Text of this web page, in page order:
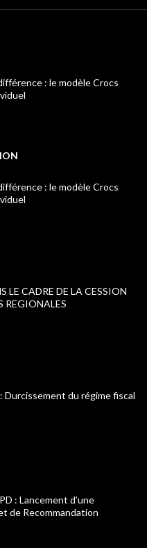
: le modèle Crocs
: le modèle Crocs
LE CADRE DE LA CESSION
REGIONALES
Durcissement du régime fiscal
: Lancement d’une
de Recommandation